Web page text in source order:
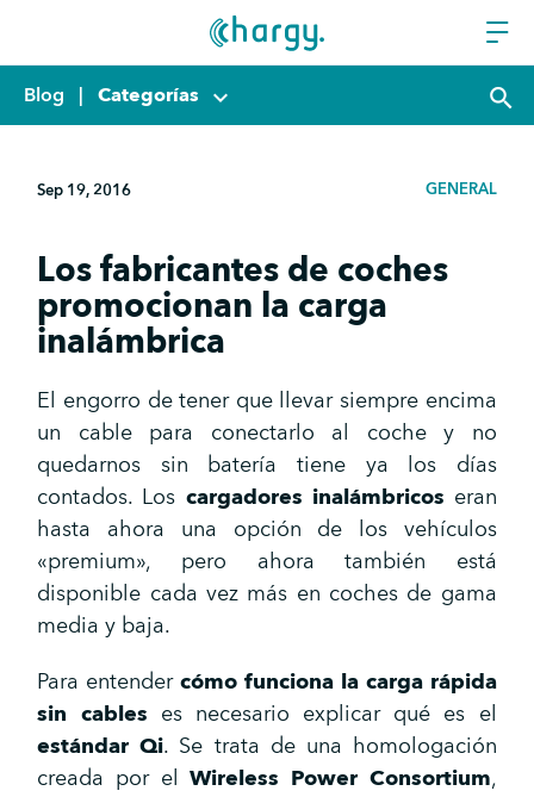
Blog | Categorías keyboard_arrow_down search
Sep 19, 2016 GENERAL
Los fabricantes de coches
promocionan la carga
inalámbrica
El engorro de tener que llevar siempre encima
un cable para conectarlo al coche y no
quedarnos sin batería tiene ya los días
contados. Los cargadores inalámbricos eran
hasta ahora una opción de los vehículos
«premium», pero ahora también está
disponible cada vez más en coches de gama
media y baja.
Para entendercómo funciona la carga rápida
sin cables es necesario explicar qué es el
estándar Qi. Se trata de una homologación
creada por elWireless Power Consortium,